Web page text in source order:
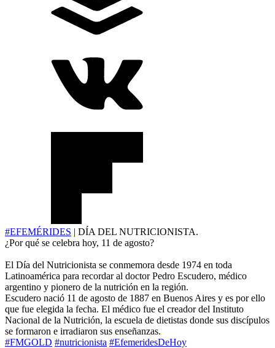
#EFEMÉRIDES | DÍA DEL NUTRICIONISTA.
¿Por qué se celebra hoy, 11 de agosto?
El Día del Nutricionista se conmemora desde 1974 en toda
Latinoamérica para recordar al doctor Pedro Escudero, médico
argentino y pionero de la nutrición en la región.
Escudero nació 11 de agosto de 1887 en Buenos Aires y es por ello
que fue elegida la fecha. El médico fue el creador del Instituto
Nacional de la Nutrición, la escuela de dietistas donde sus discípulos
se formaron e irradiaron sus enseñanzas.
#FMGOLD #nutricionista #EfemeridesDeHoy